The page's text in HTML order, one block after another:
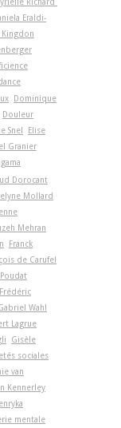
Eraldi-
Kingdon
Dominique
Douleur
Snel
Elise
Granier
Dorocant
Mollard
Mehran
Franck
de Carufel
Frédéric
Wahl
Lagrue
Gisèle
sociales
van
Kennerley
mentale